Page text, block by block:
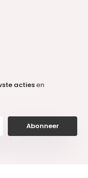
actiesen
Abonneer